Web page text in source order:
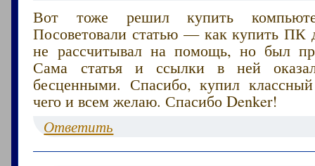
Вот тоже решил купить
Посоветовали статью — как купить ПК
не рассчитывал на помощь, но был
Сама статья и ссылки в ней
бесценными. Спасибо, купил
чего и всем желаю. Спасибо Denker!
Ответить